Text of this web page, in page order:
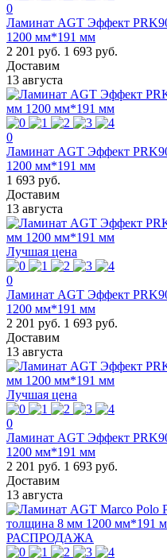
0
Ламинат AGT Эффект
1200 мм*191 мм
2 201 руб. 1 693 руб.
Доставим
13 августа
0
Ламинат AGT Эффект
1200 мм*191 мм
1 693 руб.
Доставим
13 августа
Лучшая цена
0
Ламинат AGT Эффект
1200 мм*191 мм
2 201 руб. 1 693 руб.
Доставим
13 августа
Лучшая цена
0
Ламинат AGT Эффект
1200 мм*191 мм
2 201 руб. 1 693 руб.
Доставим
13 августа
РАСПРОДАЖА